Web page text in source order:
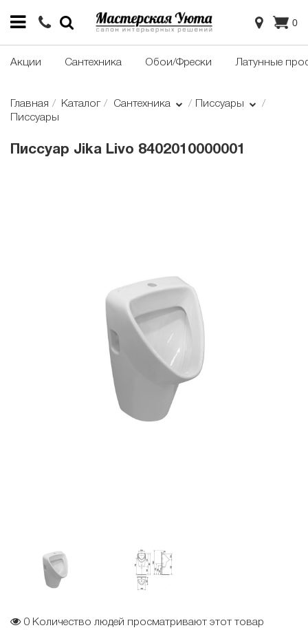
0
Акции Сантехника Обои/Фрески Латунные
Главная Каталог Сантехника
Писсуары
Писсуары
Писсуар Jika Livo 8402010000001
0 Количество людей просматривают этот товар